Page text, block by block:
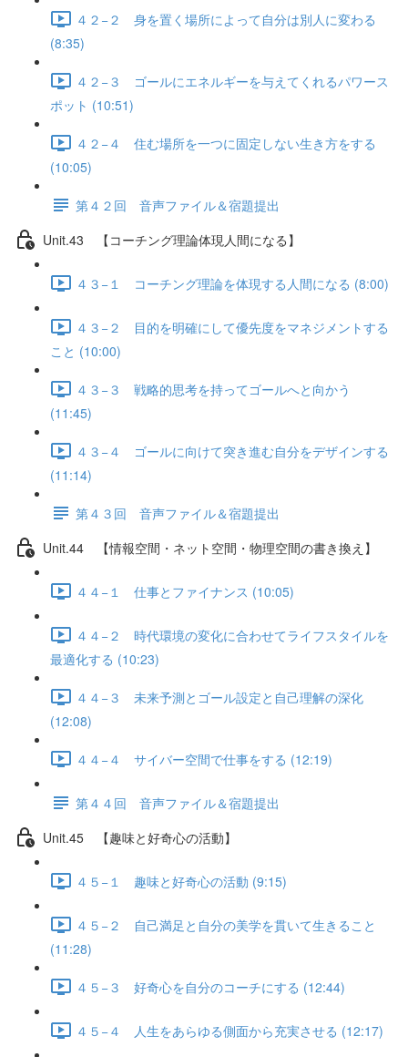
４２−２ 身を置く場所によって自分は別人に変わる
(8:35)
４２−３ ゴールにエネルギーを与えてくれるパワース
ポット (10:51)
４２−４ 住む場所を一つに固定しない生き方をする
(10:05)
第４２回 音声ファイル＆宿題提出
Unit.43 【コーチング理論体現人間になる】
４３−１ コーチング理論を体現する人間になる (8:00)
４３−２ 目的を明確にして優先度をマネジメントする
こと (10:00)
４３−３ 戦略的思考を持ってゴールへと向かう
(11:45)
４３−４ ゴールに向けて突き進む自分をデザインする
(11:14)
第４３回 音声ファイル＆宿題提出
Unit.44 【情報空間・ネット空間・物理空間の書き換え】
４４−１ 仕事とファイナンス (10:05)
４４−２ 時代環境の変化に合わせてライフスタイルを
最適化する (10:23)
４４−３ 未来予測とゴール設定と自己理解の深化
(12:08)
４４−４ サイバー空間で仕事をする (12:19)
第４４回 音声ファイル＆宿題提出
Unit.45 【趣味と好奇心の活動】
４５−１ 趣味と好奇心の活動 (9:15)
４５−２ 自己満足と自分の美学を貫いて生きること
(11:28)
４５−３ 好奇心を自分のコーチにする (12:44)
４５−４ 人生をあらゆる側面から充実させる (12:17)